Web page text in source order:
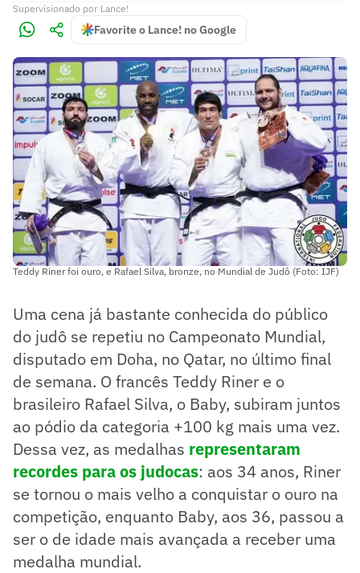
Supervisionado por Lance!
Favorite o Lance! no Google
Teddy Riner foi ouro, e Rafael Silva, bronze, no Mundial de Judô (Foto: IJF)
Uma cena já bastante conhecida do público
do judô se repetiu no Campeonato Mundial,
disputado em Doha, no Qatar, no último final
de semana. O francês Teddy Riner e o
brasileiro Rafael Silva, o Baby, subiram juntos
ao pódio da categoria +100 kg mais uma vez.
Dessa vez, as medalhas representaram
recordes para os judocas: aos 34 anos, Riner
se tornou o mais velho a conquistar o ouro na
competição, enquanto Baby, aos 36, passou a
ser o de idade mais avançada a receber uma
medalha mundial.